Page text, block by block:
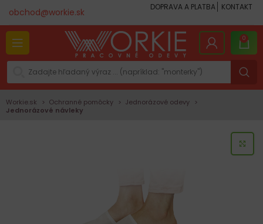
obchod@workie.sk DOPRAVA A PLATBA KONTAKT
0
Workie.sk Ochranné pomôcky
Jednorázové odevy
Jednorázové návleky